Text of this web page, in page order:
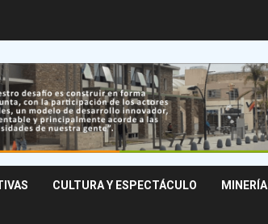
CULTURA Y ESPECTÁCULO MINERÍA